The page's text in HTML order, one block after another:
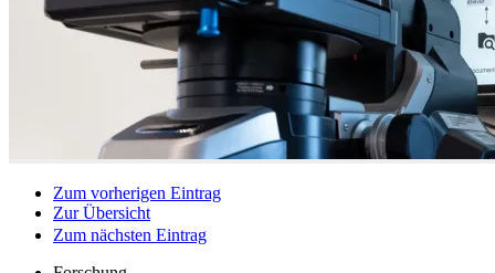
Zum vorherigen Eintrag
Zur Übersicht
Zum nächsten Eintrag